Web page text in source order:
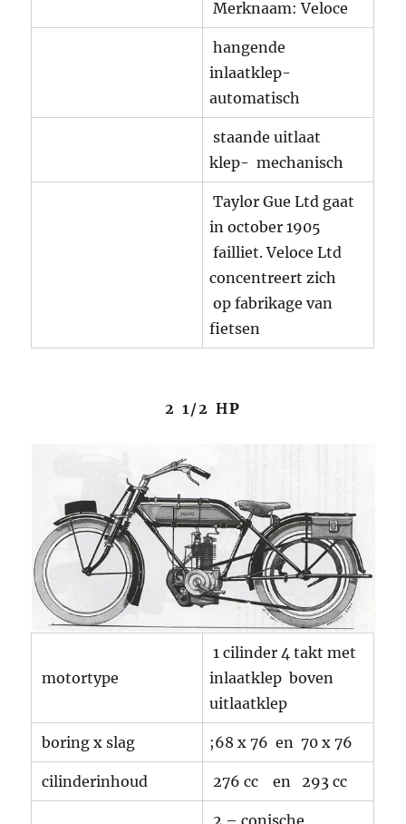
Merknaam: Veloce
hangende
inlaatklep-
automatisch
staande uitlaat
klep- mechanisch
Taylor Gue Ltd gaat
in october 1905
failliet. Veloce Ltd
concentreert zich
op fabrikage van
fietsen
2 1/2 HP
motortype
1 cilinder 4 takt met
inlaatklep boven
uitlaatklep
boring x slag ;68 x 76 en 70 x 76
cilinderinhoud 276 cc en 293 cc
2 – conische